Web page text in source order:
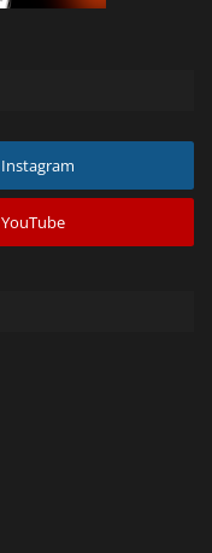
Instagram
YouTube